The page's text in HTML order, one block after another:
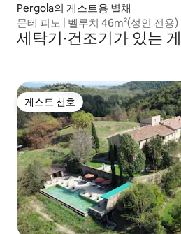
Pergola의 게스트용 별채
몬테 피노 | 벨루치 46m²(성인 전용)
세탁기∙건조기가 있는
게스트 선호
게스트 선호